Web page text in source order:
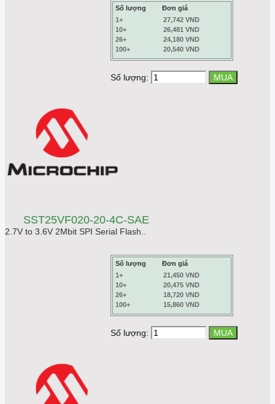
Số lượng
Đơn giá
1+
27,742 VND
10+
26,481 VND
26+
24,180 VND
100+
20,540 VND
Số lượng:
SST25VF020-20-4C-SAE
2.7V to 3.6V 2Mbit SPI Serial Flash..
Số lượng
Đơn giá
1+
21,450 VND
10+
20,475 VND
26+
18,720 VND
100+
15,860 VND
Số lượng: